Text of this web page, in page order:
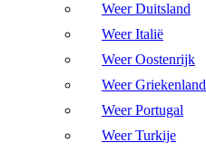
Weer Duitsland
Weer Italië
Weer Oostenrijk
Weer Griekenland
Weer Portugal
Weer Turkije